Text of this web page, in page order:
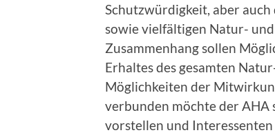
Schutzwürdigkeit, aber
sowie vielfältigen Natur-
Zusammenhang sollen
Erhaltes des gesamten
Möglichkeiten der
verbunden möchte der
vorstellen und